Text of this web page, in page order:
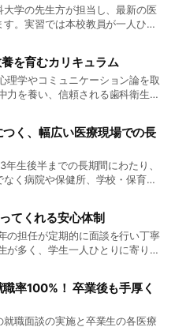
大学の先生方が担当し、最新の医
。実習では本校教員が一人ひと
を育むカリキュラム
理学やコミュニケーション論を取
力を養い、信頼される歯科衛生士
く、幅広い医療現場での長
年生後半までの長期間にわたり、
く病院や保健所、学校・保育所
てくれる安心体制
の担任が定期的に面談を行い丁寧
が多く、学生一人ひとりに寄り添
率100%！ 卒業後も手厚く
就職面談の実施と卒業生の各医療